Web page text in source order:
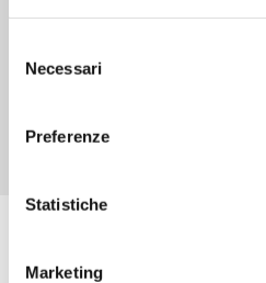
delNecessari
Preferenze
Statistiche
Marketing